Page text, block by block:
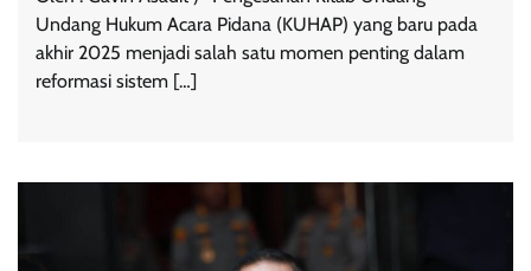
Undang Hukum Acara Pidana (KUHAP) yang baru pada
akhir 2025 menjadi salah satu momen penting dalam
reformasi sistem […]